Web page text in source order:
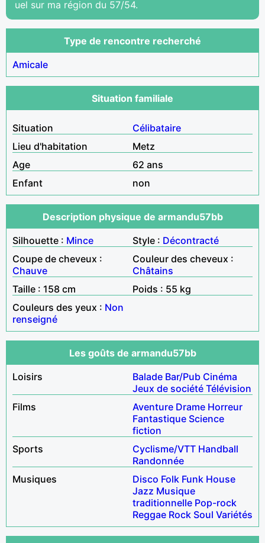
uel sur ma région du 57/54.
Type de rencontre recherché
Amicale
Situation familiale
Situation
Célibataire
Lieu d'habitation
Metz
Age
62 ans
Enfant
non
Description physique de armandu57bb
Silhouette : Mince Style : Décontracté
Coupe de cheveux :
Chauve
Couleur des cheveux :
Châtains
Taille : 158 cm
Poids : 55 kg
Couleurs des yeux : Non
renseigné
Les goûts de armandu57bb
Loisirs
Balade Bar/Pub Cinéma
Jeux de société Télévision
Films
Aventure Drame Horreur
Fantastique Science
fiction
Sports
Cyclisme/VTT Handball
Randonnée
Musiques
Disco Folk Funk House
Jazz Musique
traditionnelle Pop-rock
Reggae Rock Soul Variétés